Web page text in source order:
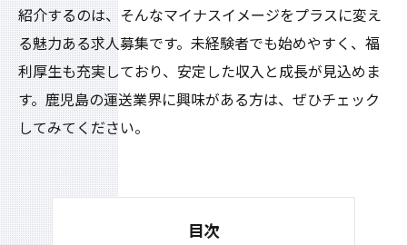
紹介するのは、そんなマイナスイメージをプラスに変え
る魅力ある求人募集です。未経験者でも始めやすく、福
利厚生も充実しており、安定した収入と成長が見込めま
す。鹿児島の運送業界に興味がある方は、ぜひチェック
してみてください。
目次